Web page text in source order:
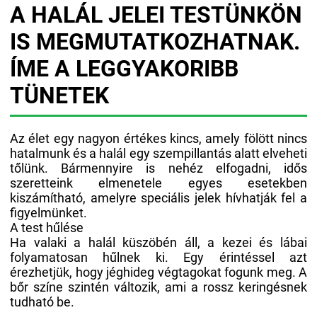
A HALÁL JELEI TESTÜNKÖN
IS MEGMUTATKOZHATNAK.
ÍME A LEGGYAKORIBB
TÜNETEK
Az élet egy nagyon értékes kincs, amely fölött nincs
hatalmunk és a halál egy szempillantás alatt elveheti
tőlünk. Bármennyire is nehéz elfogadni, idős
szeretteink elmenetele egyes esetekben
kiszámítható, amelyre speciális jelek hívhatják fel a
figyelmünket.
A test hűlése
Ha valaki a halál küszöbén áll, a kezei és lábai
folyamatosan hűlnek ki. Egy érintéssel azt
érezhetjük, hogy jéghideg végtagokat fogunk meg. A
bőr színe szintén változik, ami a rossz keringésnek
tudható be.